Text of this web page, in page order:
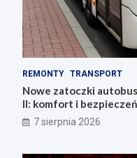
REMONTY TRANSPORT
Nowe zatoczki
II: komfort i
mieszkańców!
7 sierpnia 2026